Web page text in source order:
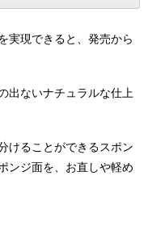
実現できると、発売から
出ないナチュラルな仕上
けることができるスポン
ンジ面を、お直しや軽め